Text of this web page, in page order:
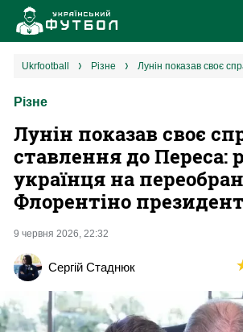
Новини
Єврокубки
УПЛ
Різне
ukrfootball різне
Різне
Лунін показав своє
ставлення до Переса:
українця на
Флорентіно
9 червня 2026, 22:32
Сергій Стаднюк